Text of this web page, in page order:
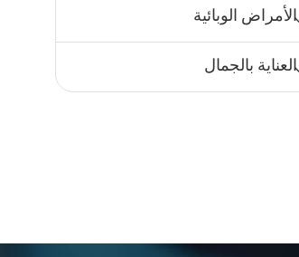
الأمراض الوبائية
العناية بالجمال